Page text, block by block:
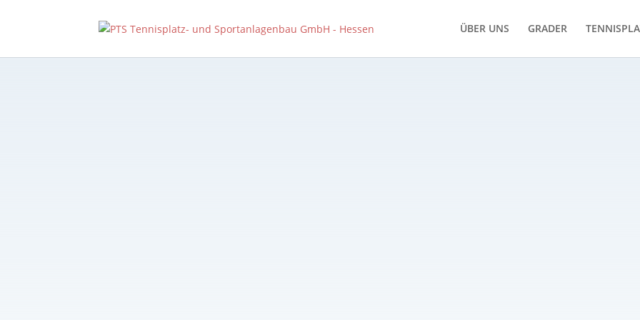
ÜBER UNS GRADER